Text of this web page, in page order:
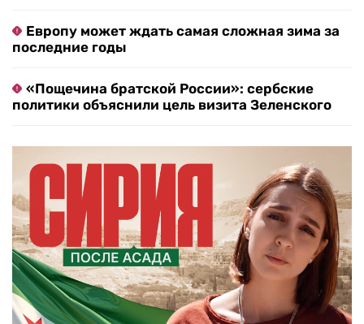
Европу может ждать самая сложная зима за
последние годы
«Пощечина братской России»: сербские
политики объяснили цель визита Зеленского